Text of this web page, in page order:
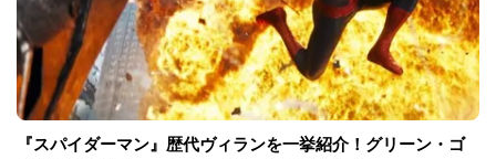
『スパイダーマン』歴代ヴィランを一挙紹介！グリーン・ゴ